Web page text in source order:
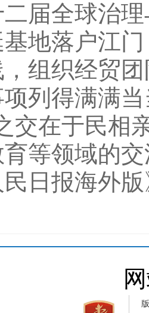
届全球治
地落户江
，组织经贸
列得满满
在于民相亲
等领域的
报海外版